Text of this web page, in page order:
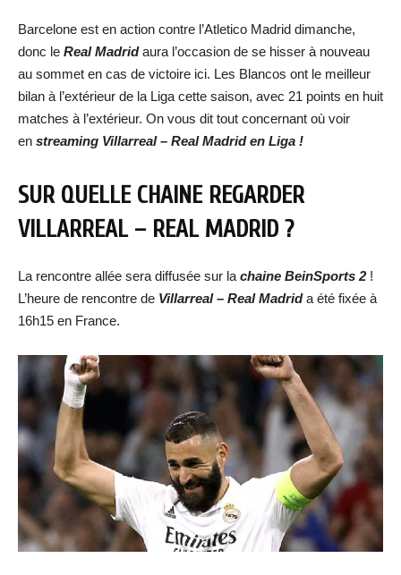
Barcelone est en action contre l’Atletico Madrid dimanche,
donc le Real Madridaura l’occasion de se hisser à nouveau
au sommet en cas de victoire ici. Les Blancos ont le meilleur
bilan à l’extérieur de la Liga cette saison, avec 21 points en huit
matches à l’extérieur. On vous dit tout concernant où voir
en streaming Villarreal – Real Madrid en Liga !
SUR QUELLE CHAINE REGARDER
VILLARREAL – REAL MADRID ?
La rencontre allée sera diffusée sur la chaine BeinSports 2 !
L’heure de rencontre de Villarreal – Real Madrida été fixée à
16h15 en France.